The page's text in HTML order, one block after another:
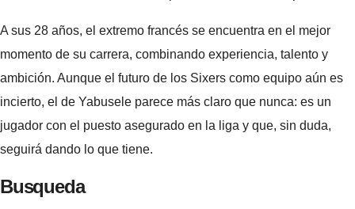
A sus 28 años, el extremo francés se encuentra en el mejor
momento de su carrera, combinando experiencia, talento y
ambición. Aunque el futuro de los Sixers como equipo aún es
incierto, el de Yabusele parece más claro que nunca: es un
jugador con el puesto asegurado en la liga y que, sin duda,
seguirá dando lo que tiene.
Busqueda